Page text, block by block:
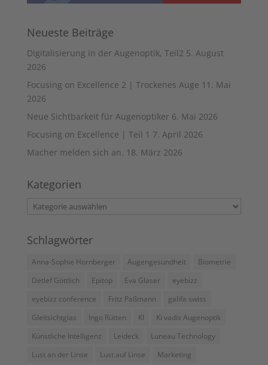
Neueste Beiträge
Digitalisierung in der Augenoptik, Teil2 5. August
2026
Focusing on Excellence 2 | Trockenes Auge 11. Mai
2026
Neue Sichtbarkeit für Augenoptiker 6. Mai 2026
Focusing on Excellence | Teil 1 7. April 2026
Macher melden sich an. 18. März 2026
Kategorien
Kategorien
Schlagwörter
Anna-Sophie Hornberger Augengesundheit
Biometrie
Detlef Göttlich
Epitop Eva Glaser
eyebizz
eyebizz conference
Fritz Paßmann
galifa swiss
Gleitsichtglas
Ingo Rütten KI
Ki vadis Augenoptik
Künstliche Intelligenz
Leideck
Luneau Technology
Lust an der Linse
Lust auf Linse
Marketing